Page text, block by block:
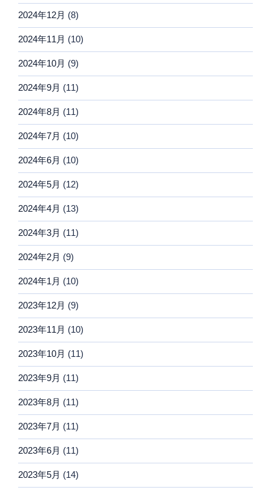
2024年12月 (8)
2024年11月 (10)
2024年10月 (9)
2024年9月 (11)
2024年8月 (11)
2024年7月 (10)
2024年6月 (10)
2024年5月 (12)
2024年4月 (13)
2024年3月 (11)
2024年2月 (9)
2024年1月 (10)
2023年12月 (9)
2023年11月 (10)
2023年10月 (11)
2023年9月 (11)
2023年8月 (11)
2023年7月 (11)
2023年6月 (11)
2023年5月 (14)